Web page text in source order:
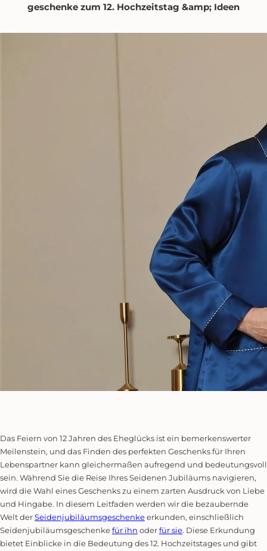
geschenke zum 12. Hochzeitstag &amp; Ideen
Das Feiern von 12 Jahren des Eheglücks ist ein bemerkenswerter
Meilenstein, und das Finden des perfekten Geschenks für Ihren
Lebenspartner kann gleichermaßen aufregend und bedeutungsvoll
sein. Während Sie die Reise Ihres Seidenen Jubiläums navigieren,
wird die Wahl eines Geschenks zu einem zarten Ausdruck von Liebe
und Hingabe. In diesem Leitfaden werden wir die bezaubernde
Welt derSeidenjubiläumsgeschenkeerkunden, einschließlich
Seidenjubiläumsgeschenkefür ihn oderfür sie. Diese Erkundung
bietet Einblicke in die Bedeutung des 12. Hochzeitstages und gibt